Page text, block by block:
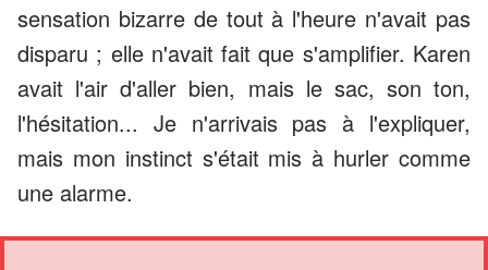
sensation bizarre de tout à l'heure n'avait pas
disparu ; elle n'avait fait que s'amplifier. Karen
avait l'air d'aller bien, mais le sac, son ton,
l'hésitation... Je n'arrivais pas à l'expliquer,
mais mon instinct s'était mis à hurler comme
une alarme.